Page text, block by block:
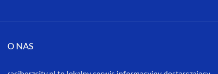
O NAS